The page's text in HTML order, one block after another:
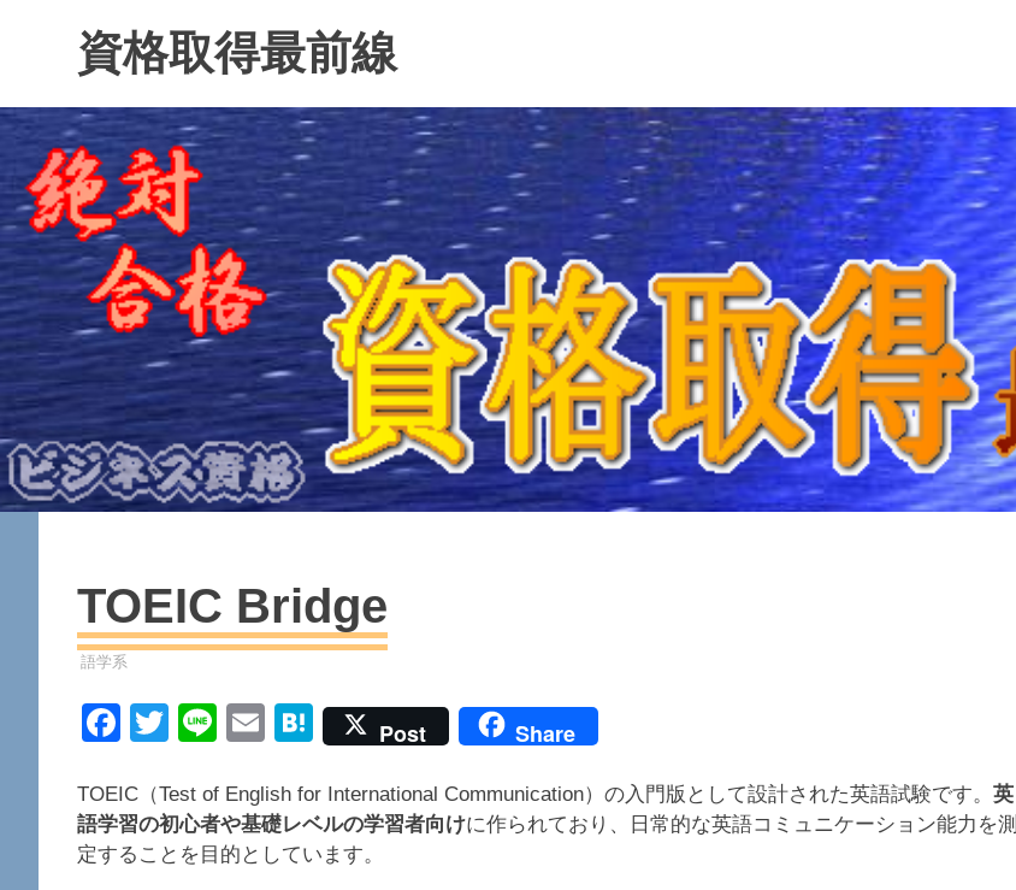
ツ
ス
キ
ッ
プ
資格取得最前線
TOEIC Bridge
資格
語学系
Facebook
TwitterLineEmailHatena
Post Share
TOEIC（Test of English for International Communication）の入門版として設計された英語試験です。 英
語学習の初心者や基礎レベルの学習者向けに作られており、日常的な英語コミュニケーション能力を測
定することを目的としています。